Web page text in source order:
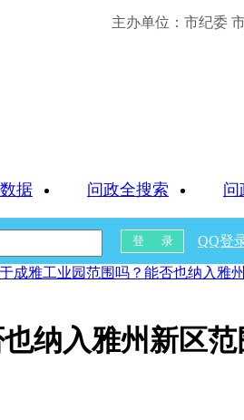
主办单位：市纪委
据 问政全搜索 问
QQ登
成雅工业园范围吗？能否也纳入雅
纳入雅州新区范